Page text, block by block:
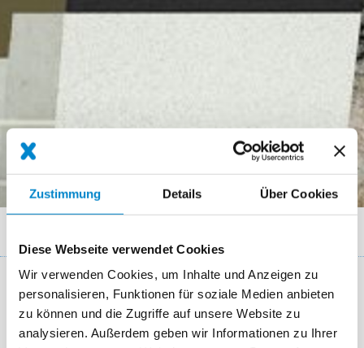
Zustimmung Details Über Cookies
Diese Webseite verwendet Cookies
Wir verwenden Cookies, um Inhalte und Anzeigen zu
personalisieren, Funktionen für soziale Medien anbieten
zu können und die Zugriffe auf unsere Website zu
analysieren. Außerdem geben wir Informationen zu Ihrer
Lösungen für Verkehrsflächen
Die Herausforderungen von Verkehrsflächen